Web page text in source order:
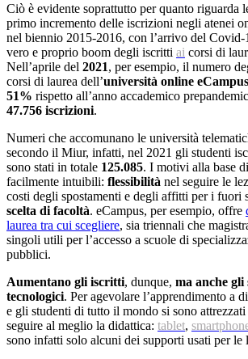
Ciò è evidente soprattutto per quanto riguarda
primo incremento delle iscrizioni negli atenei
nel biennio 2015-2016, con l’arrivo del Covid-
vero e proprio boom degli iscritti ai corsi di
Nell’aprile del 2021, per esempio, il numero
corsi di laurea dell’università online eCampus
51% rispetto all’anno accademico
47.756 iscrizioni.
Numeri che accomunano le università
secondo il Miur, infatti, nel 2021 gli studenti
sono stati in totale 125.085. I motivi alla base
facilmente intuibili: flessibilità nel seguire le
costi degli spostamenti e degli affitti per i fuori
scelta di facoltà. eCampus, per esempio, offre
laurea tra cui scegliere, sia triennali che
singoli utili per l’accesso a scuole di
pubblici.
Aumentano gli iscritti, dunque, ma anche
tecnologici. Per agevolare l’apprendimento a
e gli studenti di tutto il mondo si sono attrezzati
seguire al meglio la didattica: tablet,
sono infatti solo alcuni dei supporti usati per le